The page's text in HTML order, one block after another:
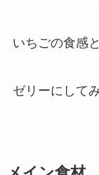
いちごの食感
ゼリーにして